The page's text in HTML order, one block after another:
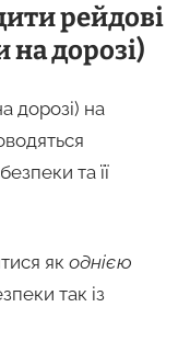
рейдові
на дорозі)
дорозі) на
та її
як однією
так із